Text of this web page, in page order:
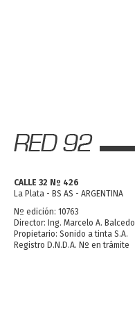
CALLE 32 Nº 426
La Plata - BS AS - ARGENTINA
Nº edición: 10763
Director: Ing. Marcelo A. Balcedo
Propietario: Sonido a tinta S.A.
Registro D.N.D.A. Nº en trámite